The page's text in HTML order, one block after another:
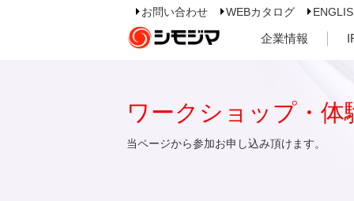
お問い合わせ WEBカタログ
企業情報
ワークショップ・体
当ページから参加お申し込み頂けます。